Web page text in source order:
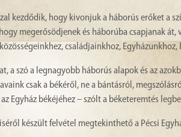
kezdődik, hogy kivonjuk a háborús erőket a
megerősödjenek és háborúba csapjanak
családjainkhoz,
a szó a legnagyobb háborús alapok és az
csak a békéről, ne a bántásról,
Egyház békéjéhez – szólt a béketeremtés
készült felvétel megtekinthető a Pécsi